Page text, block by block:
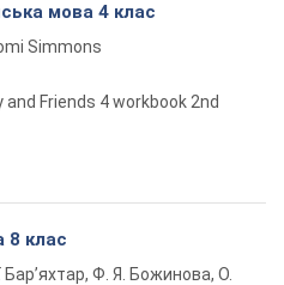
мова 4 клас
Simmons
and Friends 4 workbook 2nd
8 клас
Бар’яхтар, Ф. Я. Божинова, О.